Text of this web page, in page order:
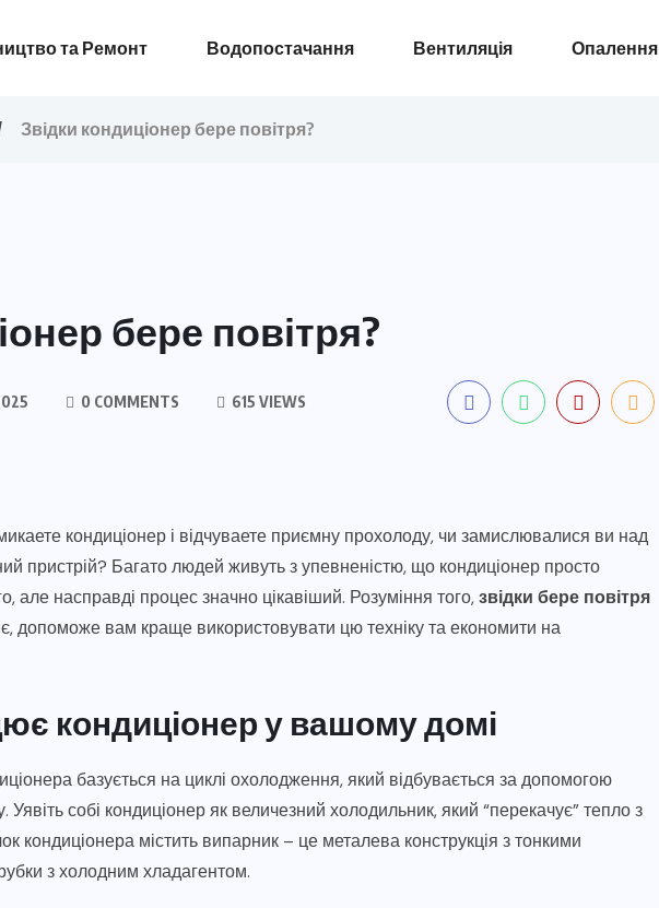
та Ремонт Водопостачання Вентиляція Опалення
Звідки кондиціонер бере повітря?
бере повітря?
0 COMMENTS 615 VIEWS
кондиціонер і відчуваете приємну прохолоду, чи замислювалися ви над
пристрій? Багато людей живуть з упевненістю, що кондиціонер просто
але насправді процес значно цікавіший. Розуміння того,звідки бере повітря
допоможе вам краще використовувати цю техніку та економити на
кондиціонер у вашому домі
базується на циклі охолодження, який відбувається за допомогою
Уявіть собі кондиціонер як величезний холодильник, який “перекачує” тепло з
кондиціонера містить випарник – це металева конструкція з тонкими
з холодним хладагентом.